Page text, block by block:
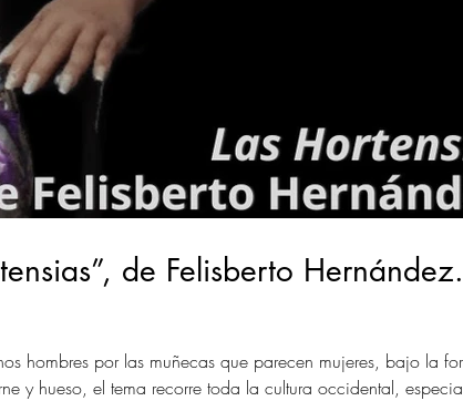
de Felisberto
hombres por las muñecas que parecen mujeres, bajo la
y hueso, el tema recorre toda la cultura occidental,